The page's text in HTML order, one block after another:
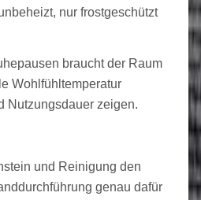
nur frostgeschützt
braucht der Raum
Wohlfühltemperatur
Nutzungsdauer zeigen.
und Reinigung den
genau dafür